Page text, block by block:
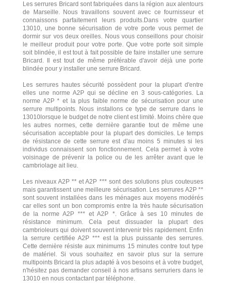
Les serrures Bricard sont fabriquées dans la région aux alentours
de Marseille. Nous travaillons souvent avec ce fournisseur et
connaissons parfaitement leurs produits.Dans votre quartier
13010, une bonne sécurisation de votre porte vous permet de
dormir sur vos deux oreilles. Nous vous conseillons pour choisir
le meilleur produit pour votre porte. Que votre porte soit simple
soit blindée, il est tout à fait possible de faire installer une serrure
Bricard. Il est tout de même préférable d'avoir déjà une porte
blindée pour y installer une serrure Bricard.
Les serrures hautes sécurité possèdent pour la plupart d'entre
elles une norme A2P qui se décline en 3 sous-catégories. La
norme A2P * et la plus faible norme de sécurisation pour une
serrure multipoints. Nous installons ce type de serrure dans le
13010lorsque le budget de notre client est limité. Moins chère que
les autres normes, cette dernière garantie tout de même une
sécurisation acceptable pour la plupart des domiciles. Le temps
de résistance de cette serrure est d'au moins 5 minutes si les
individus connaissent son fonctionnement. Cela permet à votre
voisinage de prévenir la police ou de les arrêter avant que le
cambriolage ait lieu.
Les niveaux A2P ** et A2P *** sont des solutions plus couteuses
mais garantissent une meilleure sécurisation. Les serrures A2P **
sont souvent installées dans les ménages aux moyens modérés
car elles sont un bon compromis entre la très haute sécurisation
de la norme A2P *** et A2P *. Grâce à ses 10 minutes de
résistance minimum. Cela peut dissuader la plupart des
cambrioleurs qui doivent souvent intervenir très rapidement. Enfin
la serrure certifiée A2P *** est la plus puissante des serrures.
Cette dernière résiste aux minimums 15 minutes contre tout type
de matériel. Si vous souhaitez en savoir plus sur la serrure
multipoints Bricard la plus adapté à vos besoins et à votre budget,
n'hésitez pas demander conseil à nos artisans serruriers dans le
13010 en nous contactant par téléphone.